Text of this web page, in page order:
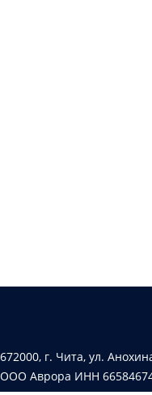
672000, г. Чита, ул.
ООО Аврора ИНН